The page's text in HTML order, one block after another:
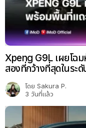
Xpeng G9L เผยโฉ
สองที่กว้างที่สุดในระดั
โดย Sakura P.
3 วันที่แล้ว